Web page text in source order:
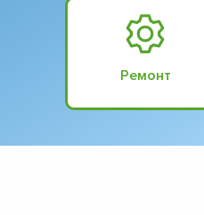
Ремонт